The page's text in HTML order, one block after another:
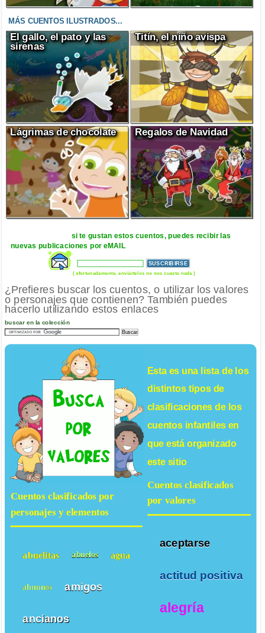
MÁS CUENTOS ILUSTRADOS...
El gallo, el pato y las
sirenas
Titín, el niño avispa
Lágrimas de chocolate Regalos de Navidad
si te gustan estos cuentos, puedes recibir las
nuevas publicaciones por eMAIL
( afortunadamente, enviártelos no nos cuesta nada )
¿Prefieres buscar los cuentos, o utilizar los valores
o personajes que contienen? También puedes
hacerlo utilizando estos enlaces
buscar en la colección
Esta es una lista de los
distintos tipos de
clasificaciones de los
cuentos infantilesen
que está organizado
este sitio
Cuentos clasificados
por valores
aceptarse
actitud positiva
alegría
Cuentos clasificados por
personajes y elementos
abuelitas abuelos agua
alumnos amigos
ancianos